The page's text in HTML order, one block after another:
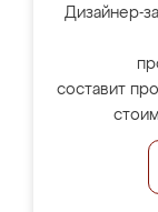
Дизайнер-
составит